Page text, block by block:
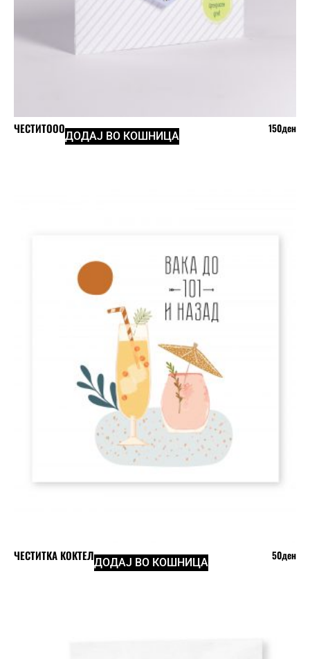
ЧЕСТИТООО 150ден
ДОДАЈ ВО КОШНИЦА
ЧЕСТИТКА КОКТЕЛ 50ден
ДОДАЈ ВО КОШНИЦА